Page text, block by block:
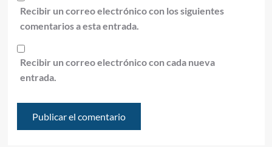
Recibir un correo electrónico con los siguientes
comentarios a esta entrada.
Recibir un correo electrónico con cada nueva
entrada.